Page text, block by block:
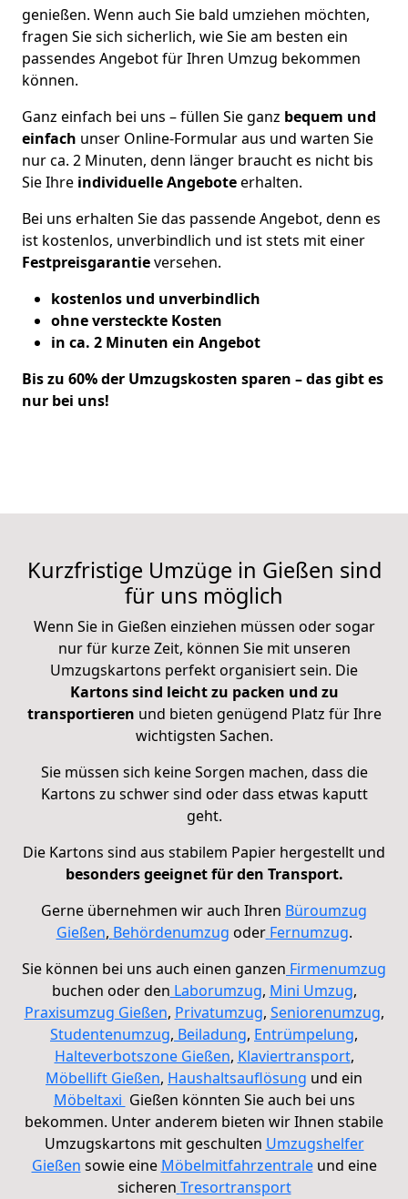
genießen. Wenn auch Sie bald umziehen möchten,
fragen Sie sich sicherlich, wie Sie am besten ein
passendes Angebot für Ihren Umzug bekommen
können.
Ganz einfach bei uns – füllen Sie ganz bequem und
einfach unser Online-Formular aus und warten Sie
nur ca. 2 Minuten, denn länger braucht es nicht bis
Sie Ihre individuelle Angeboteerhalten.
Bei uns erhalten Sie das passende Angebot, denn es
ist kostenlos, unverbindlich und ist stets mit einer
Festpreisgarantieversehen.
kostenlos und unverbindlich
ohne versteckte Kosten
in ca. 2 Minuten ein Angebot
Bis zu 60% der Umzugskosten sparen – das gibt es
nur bei uns!
Kurzfristige Umzüge in Gießen sind
für uns möglich
Wenn Sie in Gießen einziehen müssen oder sogar
nur für kurze Zeit, können Sie mit unseren
Umzugskartons perfekt organisiert sein. Die
Kartons sind leicht zu packen und zu
transportieren und bieten genügend Platz für Ihre
wichtigsten Sachen.
Sie müssen sich keine Sorgen machen, dass die
Kartons zu schwer sind oder dass etwas kaputt
geht.
Die Kartons sind aus stabilem Papier hergestellt und
besonders geeignet für den Transport.
Gerne übernehmen wir auch Ihren Büroumzug
Gießen, Behördenumzug oder Fernumzug.
Sie können bei uns auch einen ganzen Firmenumzug
buchen oder den Laborumzug, Mini Umzug,
Praxisumzug Gießen, Privatumzug, Seniorenumzug,
Studentenumzug, Beiladung, Entrümpelung,
Halteverbotszone Gießen, Klaviertransport,
Möbellift Gießen, Haushaltsauflösung und ein
Möbeltaxi Gießen könnten Sie auch bei uns
bekommen. Unter anderem bieten wir Ihnen stabile
Umzugskartons mit geschulten Umzugshelfer
Gießen sowie eine Möbelmitfahrzentraleund eine
sicheren Tresortransport